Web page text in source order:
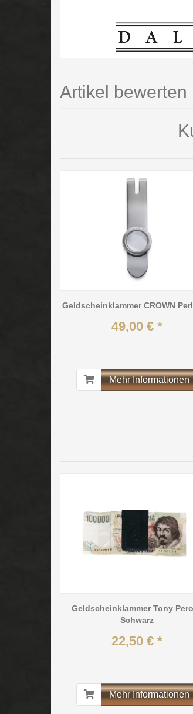
Artikel bewerten
Geldscheinklammer CROWN
49,00 € *
Mehr Informationen
Geldscheinklammer Tony
Schwarz
22,50 € *
Mehr Informationen